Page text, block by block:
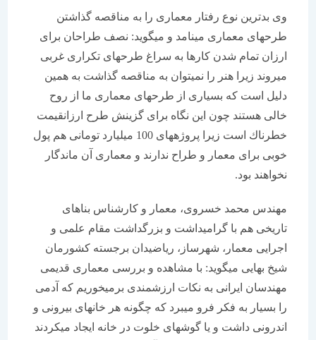
وی بدترین نوع رفتار معماری را به مناقصه گذاشتن
طرح‏های معماری می‏نامد و می‏گوید: نصف طراحان برای
ارزان تمام شدن كارها به سراغ طرح‏های تكراری غربی
می‏روند زیرا هنر را نمی‏توان به مناقصه گذاشت به همین
دلیل است كه بسیاری از طرح‏های معماری ما از روح
خالی هستند چون این نگاه برای گزینش طرح ارزانقیمت
خطرناك است زیرا پروژه‏های 100 میلیارد تومانی هم پول
خوبی برای معمار و طراح ندارند و معماری آن ماندگار
نخواهند بود.
مهندس محمد خسروی، معمار و كارشناس بناهای
تاریخی هم با گرامیداشت و بزرگداشت مقام علمی و
اجرایی معمار، شهرساز، ریاضی‏دان برجسته كشورمان
شیخ بهایی می‏گوید: با مشاهده و بررسی معماری قدیمی
مهندسان ایرانی به نكات ارزشمندی برمی‏خوریم كه آدمی
را بسیار به فكر فرو می‏برد كه چگونه هر خانه‏ای بیرونی و
اندرونی داشت و یا گوشه‏ای خلوت در خانه ایجاد می‏كردند